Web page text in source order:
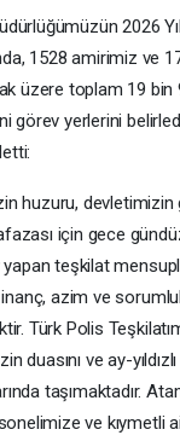
2026
1528 amirimiz ve
üzere toplam 19 bin
görev yerlerini
huzuru, devletimizin
için gece
teşkilat
azim ve
Türk Polis
duasını ve ay-yıldızlı
taşımaktadır.
ve kıymetli